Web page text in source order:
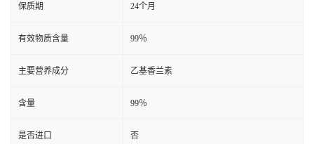
保质期 24个月
有效物质含量 99％
主要营养成分 乙基香兰素
含量 99％
是否进口 否